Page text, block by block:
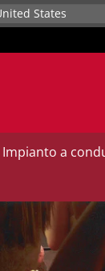
Impianto a